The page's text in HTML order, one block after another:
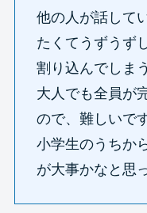
他の人が話して
たくてうずうず
割り込んでしま
大人でも全員が
ので、難しいで
小学生のうちか
が大事かなと思